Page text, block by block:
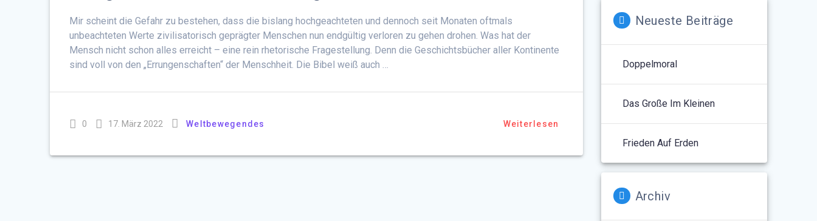
Mir scheint die Gefahr zu bestehen, dass die bislang hochgeachteten und dennoch seit Monaten oftmals
unbeachteten Werte zivilisatorisch geprägter Menschen nun endgültig verloren zu gehen drohen. Was hat der
Mensch nicht schon alles erreicht – eine rein rhetorische Fragestellung. Denn die Geschichtsbücher aller Kontinente
sind voll von den „Errungenschaften“ der Menschheit. Die Bibel weiß auch …
0 17. März 2022 Weltbewegendes Weiterlesen
Neueste Beiträge
Doppelmoral
Das Große Im Kleinen
Frieden Auf Erden
Archiv